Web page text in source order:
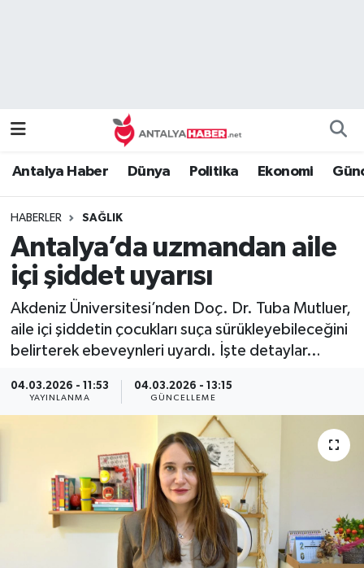
Antalya Haber Dünya Politika Ekonomi
HABERLER SAĞLIK
Antalya’da uzmandan aile
içi şiddet uyarısı
Akdeniz Üniversitesi’nden Doç. Dr. Tuba Mutluer,
aile içi şiddetin çocukları suça sürükleyebileceğini
belirterek ebeveynleri uyardı. İşte detaylar…
04.03.2026 - 11:53
YAYINLANMA
04.03.2026 - 13:15
GÜNCELLEME
Genel
Güncel
Güvenlik
Kültür Sanat
Medya
Politika
Namaz Vakitleri
Tüm Manşetler
Son Dakika Haberleri
Haber Arşivi